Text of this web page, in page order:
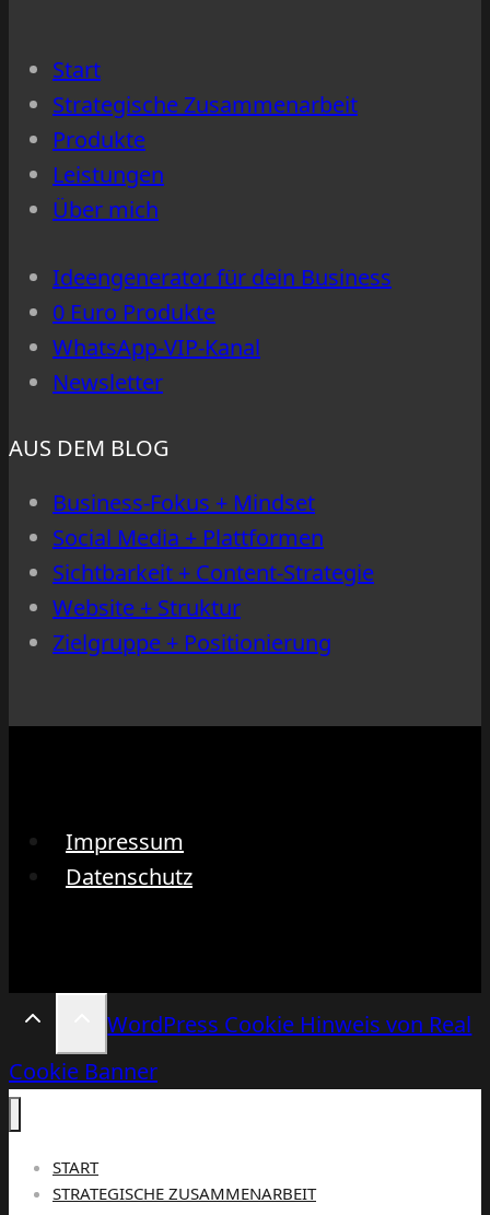
gut
Briefing
Start
Strategische Zusammenarbeit
Produkte
Leistungen
Über mich
Ideengenerator für dein Business
0 Euro Produkte
WhatsApp-VIP-Kanal
Newsletter
AUS DEM BLOG
Business-Fokus + Mindset
Social Media + Plattformen
Sichtbarkeit + Content-Strategie
Website + Struktur
Zielgruppe + Positionierung
Impressum
Datenschutz
WordPress Cookie Hinweis von Real
Cookie Banner
START
STRATEGISCHE ZUSAMMENARBEIT